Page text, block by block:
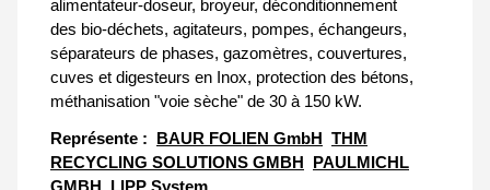
alimentateur-doseur, broyeur, déconditionnement
des bio-déchets, agitateurs, pompes, échangeurs,
séparateurs de phases, gazomètres, couvertures,
cuves et digesteurs en Inox, protection des bétons,
méthanisation "voie sèche" de 30 à 150 kW.
Représente : BAUR FOLIEN GmbH THM
RECYCLING SOLUTIONS GMBH PAULMICHL